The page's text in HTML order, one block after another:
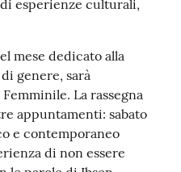
esperienze culturali,
mese dedicato alla
genere, sarà
La rassegna
appuntamenti: sabato
e contemporaneo
di non essere